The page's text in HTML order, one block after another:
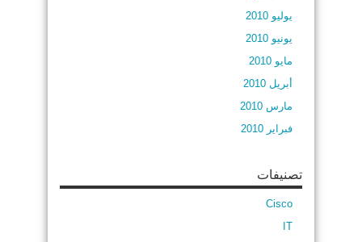
يوليو 2010
يونيو 2010
مايو 2010
أبريل 2010
مارس 2010
فبراير 2010
تصنيفات
Cisco
IT